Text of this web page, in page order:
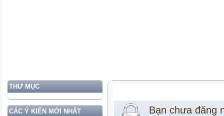
THƯ MỤC
CÁC Ý KIẾN MỚI NHẤT Bạn chưa đăng